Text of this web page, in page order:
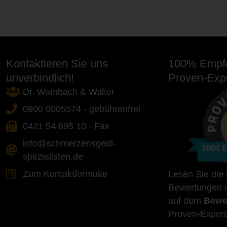
Kontaktieren Sie uns
unverbindlich!
Dr. Wambach & Walter
0800 0005574 - gebührenfrei
0421 54 895 10 - Fax
info@schmerzensgeld-
spezialisten.de
Zum Kontaktformular
100%
Proven-
Lesen Sie die
Bewertungen
auf dem
Proven-